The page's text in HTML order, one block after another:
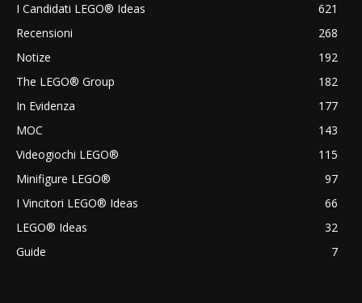
I Candidati LEGO® Ideas
621
Recensioni
268
Notize
192
The LEGO® Group
182
In Evidenza
177
MOC
143
Videogiochi LEGO®
115
Minifigure LEGO®
97
I Vincitori LEGO® Ideas
66
LEGO® Ideas
32
Guide
7